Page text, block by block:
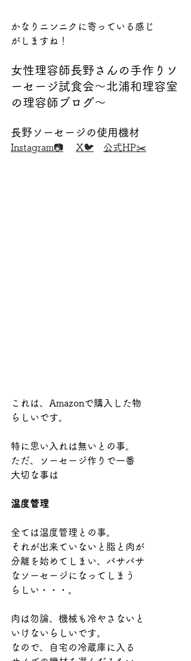
かなりニンニクに寄っている感じ
がしますね！
女性理容師長野さんの手作りソ
ーセージ試食会～北浦和理容室
の理容師ブログ～
長野ソーセージの使用機材
Instagram📷 X🐦 公式HP✂️
これは、Amazonで購入した物
らしいです。
特に思い入れは無いとの事。
ただ、ソーセージ作りで一番
大切な事は
温度管理
全ては温度管理との事。
それが出来ていないと脂と肉が
分離を始めてしまい、パサパサ
なソーセージになってしまう
らしい・・・。
肉は勿論、機械も冷やさないと
いけないらしいです。
なので、自宅の冷蔵庫に入る